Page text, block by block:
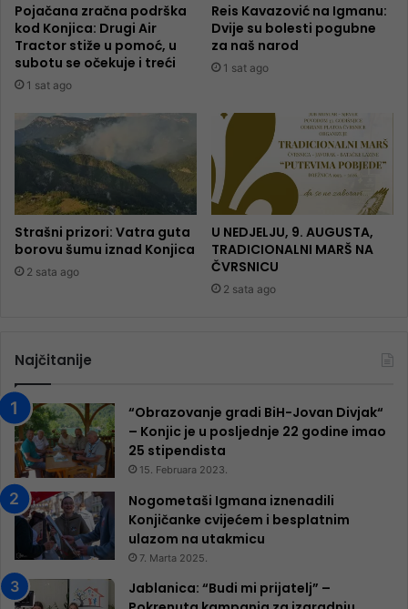
Pojačana zračna podrška
kod Konjica: Drugi Air
Tractor stiže u pomoć, u
subotu se očekuje i treći
1 sat ago
Reis Kavazović na Igmanu:
Dvije su bolesti pogubne
za naš narod
1 sat ago
Strašni prizori: Vatra guta
borovu šumu iznad Konjica
2 sata ago
U NEDJELJU, 9. AUGUSTA,
TRADICIONALNI MARŠ NA
ČVRSNICU
2 sata ago
Najčitanije
“Obrazovanje gradi BiH-Jovan Divjak“
– Konjic je u posljednje 22 godine imao
25 ​​stipendista
15. Februara 2023.
Nogometaši Igmana iznenadili
Konjičanke cvijećem i besplatnim
ulazom na utakmicu
7. Marta 2025.
Jablanica: “Budi mi prijatelj” –